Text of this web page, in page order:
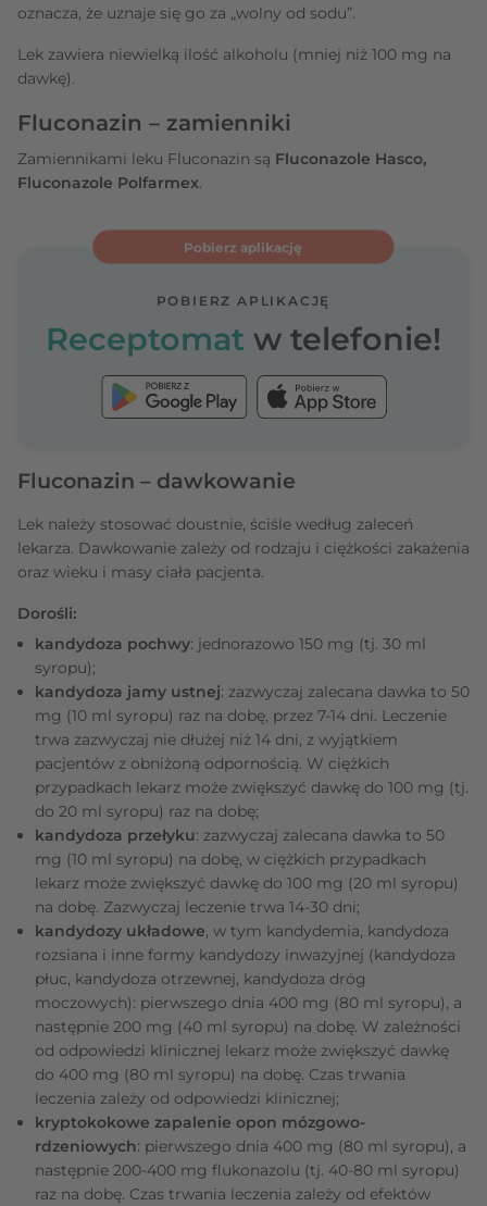
oznacza, że uznaje się go za „wolny od sodu”.
Lek zawiera niewielką ilość alkoholu (mniej niż 100 mg na
dawkę).
Fluconazin – zamienniki
Zamiennikami leku Fluconazin są Fluconazole Hasco,
Fluconazole Polfarmex.
Pobierz aplikację
POBIERZ APLIKACJĘ
Receptomat w telefonie!
Fluconazin – dawkowanie
Lek należy stosować doustnie, ściśle według zaleceń
lekarza. Dawkowanie zależy od rodzaju i ciężkości zakażenia
oraz wieku i masy ciała pacjenta.
Dorośli:
kandydoza pochwy: jednorazowo 150 mg (tj. 30 ml
syropu);
kandydoza jamy ustnej: zazwyczaj zalecana dawka to 50
mg (10 ml syropu) raz na dobę, przez 7-14 dni. Leczenie
trwa zazwyczaj nie dłużej niż 14 dni, z wyjątkiem
pacjentów z obniżoną odpornością. W ciężkich
przypadkach lekarz może zwiększyć dawkę do 100 mg (tj.
do 20 ml syropu) raz na dobę;
kandydoza przełyku: zazwyczaj zalecana dawka to 50
mg (10 ml syropu) na dobę, w ciężkich przypadkach
lekarz może zwiększyć dawkę do 100 mg (20 ml syropu)
na dobę. Zazwyczaj leczenie trwa 14-30 dni;
kandydozy układowe, w tym kandydemia, kandydoza
rozsiana i inne formy kandydozy inwazyjnej (kandydoza
płuc, kandydoza otrzewnej, kandydoza dróg
moczowych): pierwszego dnia 400 mg (80 ml syropu), a
następnie 200 mg (40 ml syropu) na dobę. W zależności
od odpowiedzi klinicznej lekarz może zwiększyć dawkę
do 400 mg (80 ml syropu) na dobę. Czas trwania
leczenia zależy od odpowiedzi klinicznej;
kryptokokowe zapalenie opon mózgowo-
rdzeniowych: pierwszego dnia 400 mg (80 ml syropu), a
następnie 200-400 mg flukonazolu (tj. 40-80 ml syropu)
raz na dobę. Czas trwania leczenia zależy od efektów